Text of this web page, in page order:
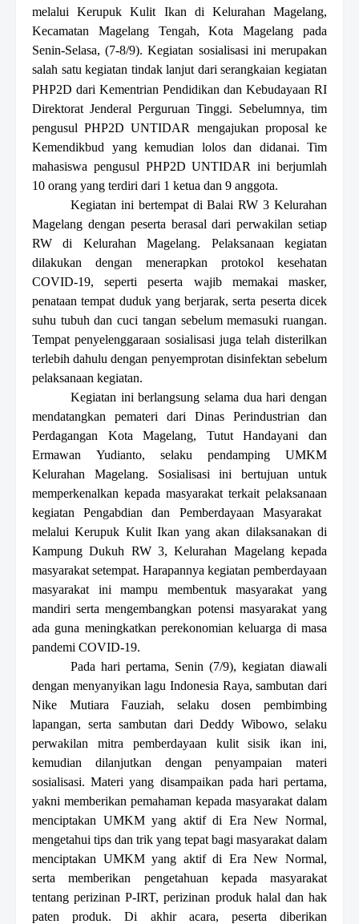
melalui Kerupuk Kulit Ikan di Kelurahan Magelang,
Kecamatan Magelang Tengah, Kota Magelang pada
Senin-Selasa, (7-8/9).Kegiatan sosialisasi ini merupakan
salah satu kegiatan tindak lanjut dari serangkaian kegiatan
PHP2D dari Kementrian Pendidikan dan Kebudayaan RI
Direktorat Jenderal Perguruan Tinggi. Sebelumnya, tim
pengusul PHP2D UNTIDAR mengajukan proposal ke
Kemendikbud yang kemudian lolos dan didanai. Tim
mahasiswa pengusul PHP2DUNTIDAR ini berjumlah
10 orang yang terdiri dari 1 ketua dan 9 anggota.
Kegiatan ini bertempat di Balai RW 3 Kelurahan
Magelang dengan peserta berasal dari perwakilan setiap
RW di Kelurahan Magelang. Pelaksanaan kegiatan
dilakukan dengan menerapkan protokol kesehatan
COVID-19,seperti peserta wajib memakai masker,
penataan tempat duduk yang berjarak, serta peserta dicek
suhu tubuh dan cuci tangan sebelum memasuki ruangan.
Tempat penyelenggaraan sosialisasi juga telah disterilkan
terlebih dahulu dengan penyemprotan disinfektan sebelum
pelaksanaan kegiatan.
Kegiatan ini berlangsung selama dua hari dengan
mendatangkan pemateri dari Dinas Perindustrian dan
Perdagangan Kota Magelang, Tutut Handayani dan
Ermawan Yudianto, selaku pendamping UMKM
Kelurahan Magelang. Sosialisasiini bertujuanuntuk
memperkenalkan kepada masyarakat terkait pelaksanaan
kegiatan Pengabdian dan Pemberdayaan Masyarakat
melalui Kerupuk Kulit Ikan yang akan dilaksanakan di
Kampung Dukuh RW3,Kelurahan Magelang kepada
masyarakat setempat. Harapannya kegiatan pemberdayaan
masyarakat ini mampu membentuk masyarakat yang
mandiri serta mengembangkan potensi masyarakat yang
ada guna meningkatkan perekonomian keluarga di masa
pandemi COVID-19.
Pada hari pertama, Senin (7/9), kegiatan diawali
dengan menyanyikan lagu Indonesia Raya, sambutan dari
Nike Mutiara Fauziah, selaku dosen pembimbing
lapangan, serta sambutan dari Deddy Wibowo, selaku
perwakilan mitra pemberdayaan kulit sisik ikan ini,
kemudian dilanjutkan dengan penyampaian materi
sosialisasi. Materi yang disampaikan pada hari pertama,
yakni memberikan pemahaman kepada masyarakat dalam
menciptakan UMKM yang aktif di Era New Normal,
mengetahui tips dan trik yang tepat bagi masyarakat dalam
menciptakan UMKM yang aktif di Era New Normal,
serta memberikan pengetahuan kepada masyarakat
tentang perizinan P-IRT, perizinan produk halal dan hak
paten produk. Di akhir acara, peserta diberikan